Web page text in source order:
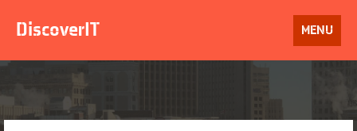
contenu
DiscoverIT
OUVRIR
LE
MENU